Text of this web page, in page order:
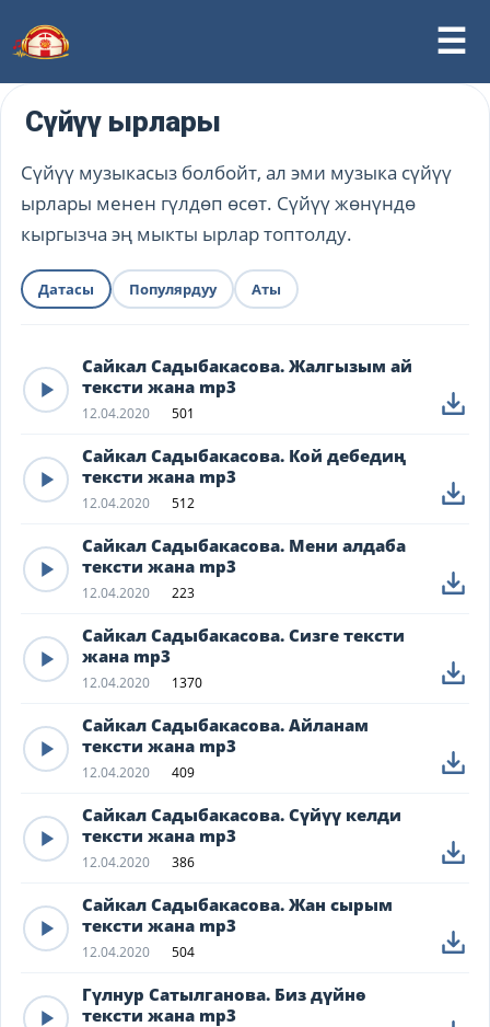
Сүйүү ырлары
Сүйүү музыкасыз болбойт, ал эми музыка сүйүү
ырлары менен гүлдөп өсөт. Сүйүү жөнүндө
кыргызча эң мыкты ырлар топтолду.
Датасы Популярдуу Аты
Сайкал Садыбакасова. Жалгызым ай
тексти жана mp3
12.04.2020 501
Сайкал Садыбакасова. Кой дебедиң
тексти жана mp3
12.04.2020 512
Сайкал Садыбакасова. Мени алдаба
тексти жана mp3
12.04.2020 223
Сайкал Садыбакасова. Сизге тексти
жана mp3
12.04.2020 1370
Сайкал Садыбакасова. Айланам
тексти жана mp3
12.04.2020 409
Сайкал Садыбакасова. Сүйүү келди
тексти жана mp3
12.04.2020 386
Сайкал Садыбакасова. Жан сырым
тексти жана mp3
12.04.2020 504
Гүлнур Сатылганова. Биз дүйнө
тексти жана mp3